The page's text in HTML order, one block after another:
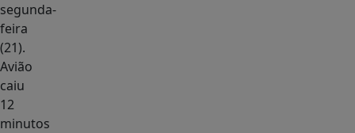
segunda-
feira
(21).
Avião
caiu
12
minutos